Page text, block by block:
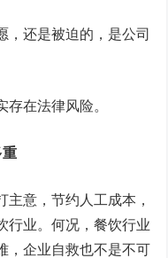
还是被迫的，是公司
在法律风险。
重
意，节约人工成本，
行业。何况，餐饮行业
，企业自救也不是不可